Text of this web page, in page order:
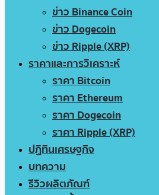
ข่าว Binance Coin
ข่าว Dogecoin
ข่าว Ripple (XRP)
ราคาและการวิเคราะห์
ราคา Bitcoin
ราคา Ethereum
ราคา Dogecoin
ราคา Ripple (XRP)
ปฏิทินเศรษฐกิจ
บทความ
รีวิวผลิตภัณฑ์